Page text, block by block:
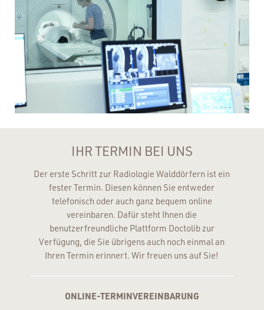
IHR TERMIN BEI UNS
Der erste Schritt zur Radiologie Walddörfern ist ein
fester Termin. Diesen können Sie entweder
telefonisch oder auch ganz bequem online
vereinbaren. Dafür steht Ihnen die
benutzerfreundliche Plattform Doctolib zur
Verfügung, die Sie übrigens auch noch einmal an
Ihren Termin erinnert. Wir freuen uns auf Sie!
ONLINE-TERMINVEREINBARUNG